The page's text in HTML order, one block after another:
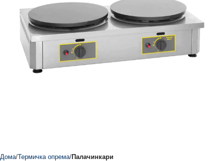
Дома Термичка опрема Палачинкари